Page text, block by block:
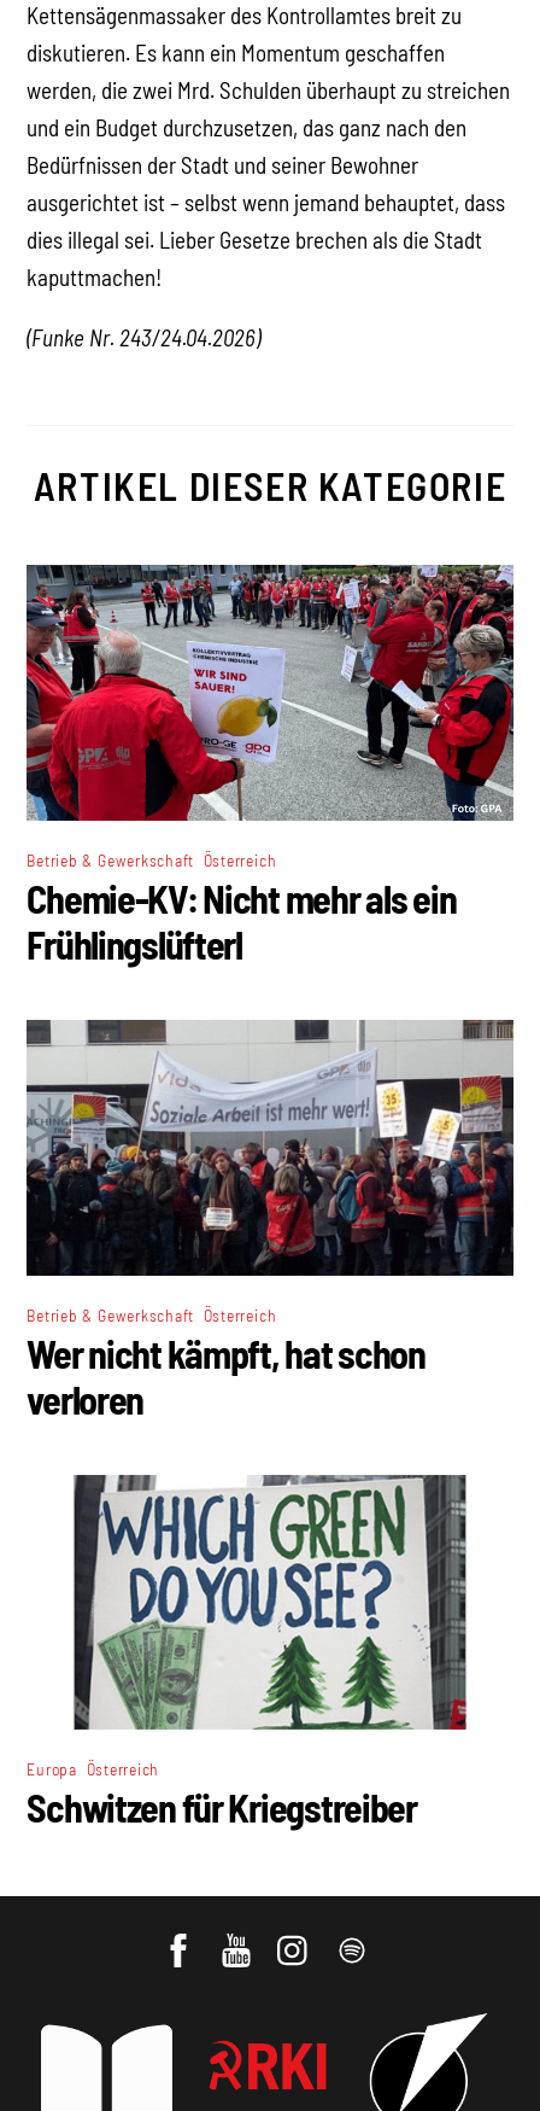
Kettensägenmassaker des Kontrollamtes breit zu
diskutieren. Es kann ein Momentum geschaffen
werden, die zwei Mrd. Schulden überhaupt zu streichen
und ein Budget durchzusetzen, das ganz nach den
Bedürfnissen der Stadt und seiner Bewohner
ausgerichtet ist – selbst wenn jemand behauptet, dass
dies illegal sei. Lieber Gesetze brechen als die Stadt
kaputtmachen!
(Funke Nr. 243/24.04.2026)
ARTIKEL DIESER KATEGORIE
Betrieb & Gewerkschaft Österreich
Chemie-KV: Nicht mehr als ein
Frühlingslüfterl
Betrieb & Gewerkschaft Österreich
Wer nicht kämpft, hat schon
verloren
Europa Österreich
Schwitzen für Kriegstreiber